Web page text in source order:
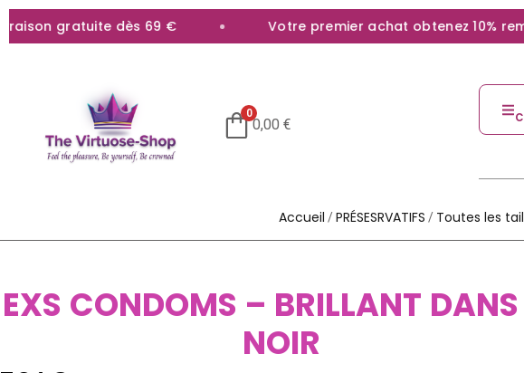
gratuite dès 69 € Votre premier achat obtenez 10%
0
0,00€
Accueil /PRÉSESRVATIFS / Toutes les
EXS CONDOMS – BRILLANT DANS
NOIR